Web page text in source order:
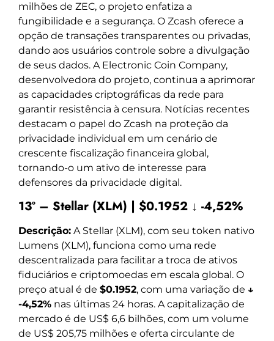
milhões de ZEC, o projeto enfatiza a
fungibilidade e a segurança. O Zcash oferece a
opção de transações transparentes ou privadas,
dando aos usuários controle sobre a divulgação
de seus dados. A Electronic Coin Company,
desenvolvedora do projeto, continua a aprimorar
as capacidades criptográficas da rede para
garantir resistência à censura. Notícias recentes
destacam o papel do Zcash na proteção da
privacidade individual em um cenário de
crescente fiscalização financeira global,
tornando-o um ativo de interesse para
defensores da privacidade digital.
13º – Stellar (XLM) | $0.1952 ↓ -4,52%
Descrição: A Stellar (XLM), com seu token nativo
Lumens (XLM), funciona como uma rede
descentralizada para facilitar a troca de ativos
fiduciários e criptomoedas em escala global. O
preço atual é de $0.1952, com uma variação de ↓
-4,52% nas últimas 24 horas. A capitalização de
mercado é de US$ 6,6 bilhões, com um volume
de US$ 205,75 milhões e oferta circulante de